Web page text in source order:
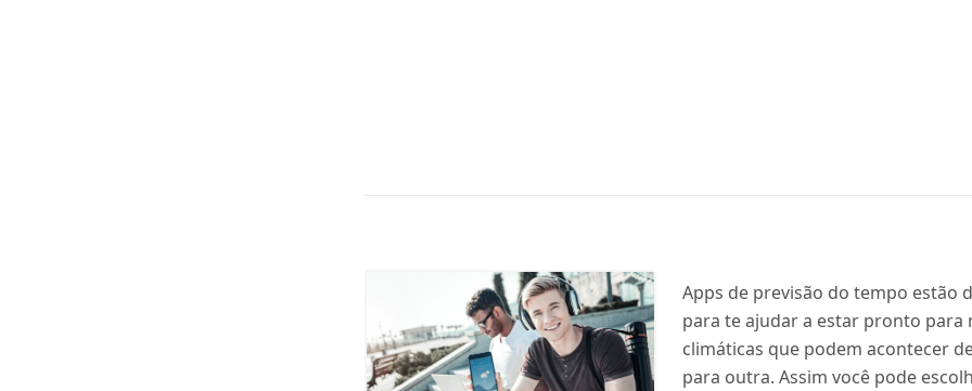
Apps de previsão do tempo estão
para te ajudar a estar pronto para
climáticas que podem acontecer
para outra. Assim você pode